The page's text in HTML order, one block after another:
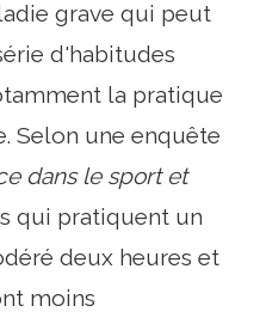
grave qui peut
d'habitudes
la pratique
Selon une enquête
dans le sport et
qui pratiquent un
deux heures et
moins